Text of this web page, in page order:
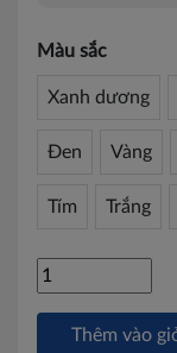
Màu sắc
Xanh dương
Đen Vàng
Tím Trắng
Thêm vào